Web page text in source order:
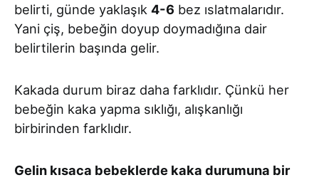
belirti, günde yaklaşık 4-6 bez ıslatmalarıdır.
Yani çiş, bebeğin doyup doymadığına dair
belirtilerin başında gelir.
Kakada durum biraz daha farklıdır. Çünkü her
bebeğin kaka yapma sıklığı, alışkanlığı
birbirinden farklıdır.
Gelin kısaca bebeklerde kaka durumuna bir